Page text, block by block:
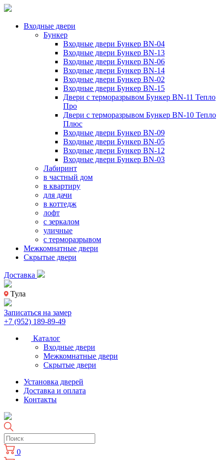
Входные двери
Бункер
Входные двери Бункер BN-04
Входные двери Бункер BN-13
Входные двери Бункер BN-06
Входные двери Бункер BN-14
Входные двери Бункер BN-02
Входные двери Бункер BN-15
Двери с терморазрывом Бункер BN-11 Тепло
Про
Двери с терморазрывом Бункер BN-10 Тепло
Плюс
Входные двери Бункер BN-09
Входные двери Бункер BN-05
Входные двери Бункер BN-12
Входные двери Бункер BN-03
Лабиринт
в частный дом
в квартиру
для дачи
в коттедж
лофт
с зеркалом
уличные
с терморазрывом
Межкомнатные двери
Скрытые двери
Доставка
Тула
Записаться на замер
+7 (952) 189-89-49
Каталог
Входные двери
Межкомнатные двери
Скрытые двери
Установка дверей
Доставка и оплата
Контакты
0